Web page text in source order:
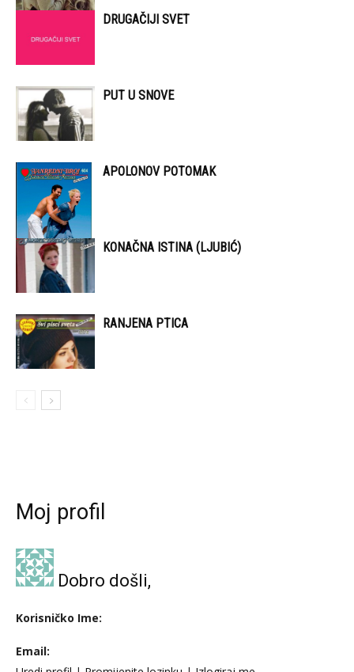
DRUGAČIJI SVET
PUT U SNOVE
APOLONOV POTOMAK
KONAČNA ISTINA (LJUBIĆ)
RANJENA PTICA
Moj profil
Dobro došli,
Korisničko Ime:
Email: